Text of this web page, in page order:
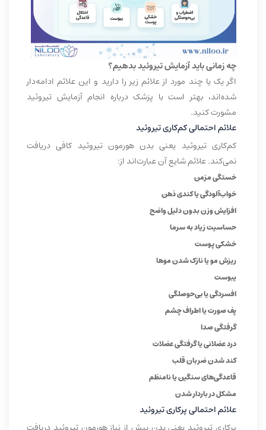
چه زمانی باید آزمایش تیروئید بدهیم؟
اگر یک یا چند مورد از علائم زیر را دارید و این علائم ادامه‌دار
شده‌اند، بهتر است با پزشک درباره انجام آزمایش تیروئید
مشورت کنید.
علائم احتمالی کم‌کاری تیروئید
کم‌کاری تیروئید یعنی بدن هورمون تیروئید کافی دریافت
نمی‌کند. علائم شایع آن عبارت‌اند از:
خستگی مزمن
خواب‌آلودگی یا کندی ذهن
افزایش وزن بدون دلیل واضح
حساسیت زیاد به سرما
خشکی پوست
ریزش مو یا نازک شدن موها
یبوست
افسردگی یا بی‌حوصلگی
پف صورت یا اطراف چشم
گرفتگی صدا
درد عضلانی یا گرفتگی عضلات
کند شدن ضربان قلب
قاعدگی‌های سنگین یا نامنظم
مشکل در باردار شدن
علائم احتمالی پرکاری تیروئید